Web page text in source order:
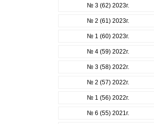
№ 3 (62) 2023г.
№ 2 (61) 2023г.
№ 1 (60) 2023г.
№ 4 (59) 2022г.
№ 3 (58) 2022г.
№ 2 (57) 2022г.
№ 1 (56) 2022г.
№ 6 (55) 2021г.